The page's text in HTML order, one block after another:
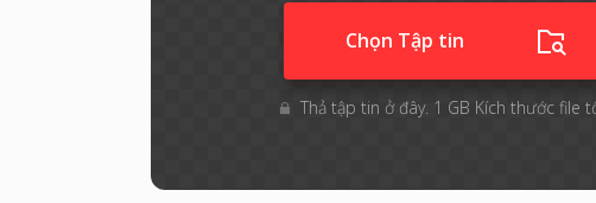
Chọn Tập tin
Thả tập tin ở đây. 1 GB Kích thước file